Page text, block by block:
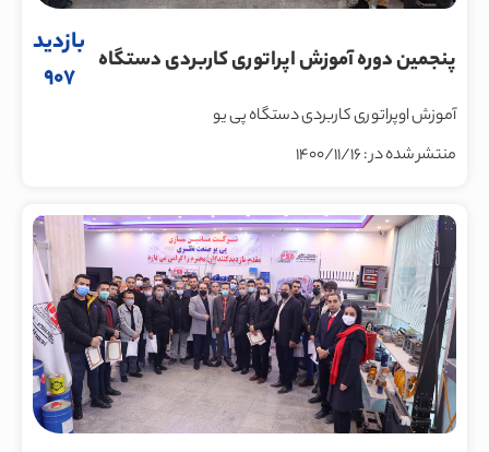
پنجمین دوره آموزش اپراتوری کاربردی دستگاه
ماشین سازی پی یو صنعت نظری برگزار شد
بازدید
907
آموزش اوپراتوری کاربردی دستگاه پی یو
منتشر شده در : 1400/11/16